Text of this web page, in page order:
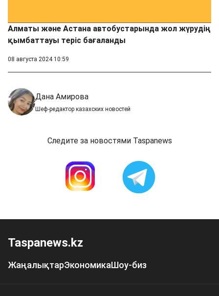
Алматы және Астана автобустарында жол жүрудің
қымбаттауы теріс бағаланды
08 августа 2024 10:59
Дана Амирова
Шеф-редактор казахских новостей
Следите за новостями Taspanews
Taspanews.kz
ЖаңалықтарЭкономикаШоу-биз